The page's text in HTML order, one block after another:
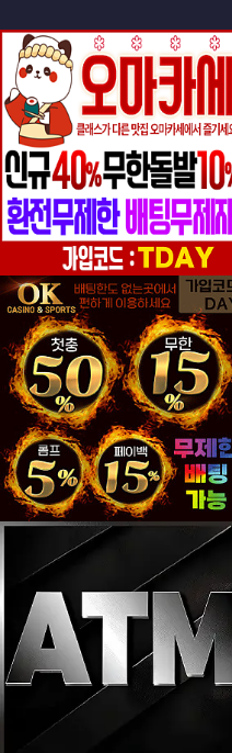
등록일
등록일